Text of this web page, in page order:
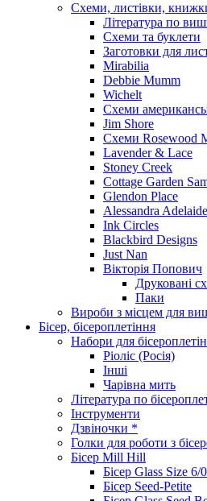
Схеми, листівки,
Література по
Схеми та буклети
Заготовки для
Mirabilia
Debbie Mumm
Wichelt
Схеми
Jim Shore
Cхеми Rosewood
Lavender & Lace
Stoney Creek
Cottage Garden
Glendon Place
Alessandra
Ink Circles
Blackbird Designs
Just Nan
Вікторія Попович
Друковані
Паки
Вироби з місцем для
Бісер, бісероплетіння
Набори для
Ріоліс (Росія)
Інші
Чарівна мить
Література по
Інструменти
Дзвіночки *
Голки для роботи з
Бісер Mill Hill
Бісер Glass Size 6/
Бісер Seed-Petite